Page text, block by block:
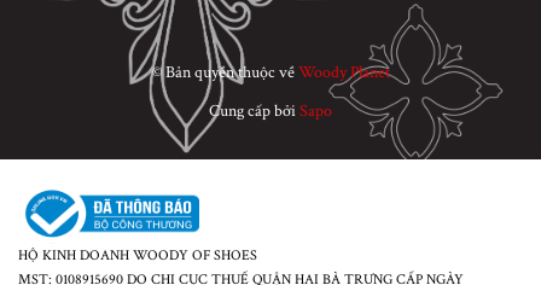
© Bản quyền thuộc vềWoody Planet
Cung cấp bởiSapo
HỘ KINH DOANH WOODY OF SHOES
MST: 0108915690 DO CHI CỤC THUẾ QUẬN HAI BÀ TRƯNG CẤP NGÀY